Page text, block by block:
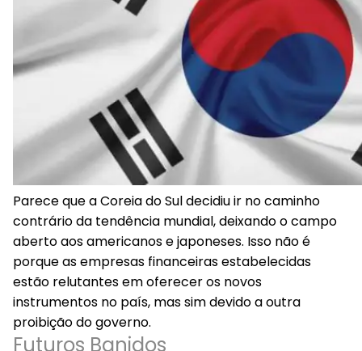
Parece que a Coreia do Sul decidiu ir no caminho
contrário da tendência mundial, deixando o campo
aberto aos americanos e japoneses. Isso não é
porque as empresas financeiras estabelecidas
estão relutantes em oferecer os novos
instrumentos no país, mas sim devido a outra
proibição do governo.
Futuros Banidos